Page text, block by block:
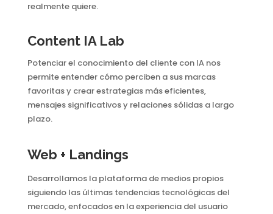
realmente quiere.
Content IA Lab
Potenciar el conocimiento del cliente con IA nos
permite entender cómo perciben a sus marcas
favoritas y crear estrategias más eficientes,
mensajes significativos y relaciones sólidas a largo
plazo.
Web + Landings
Desarrollamos la plataforma de medios propios
siguiendo las últimas tendencias tecnológicas del
mercado, enfocados en la experiencia del usuario